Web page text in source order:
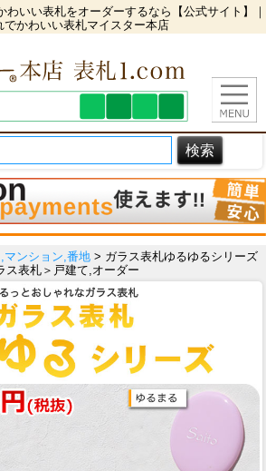
いい表札をオーダーするなら【公式サイト】｜
でかわいい表札マイスター本店
マンション,番地 > ガラス表札ゆるゆるシリーズ
ス表札＞戸建て,オーダー